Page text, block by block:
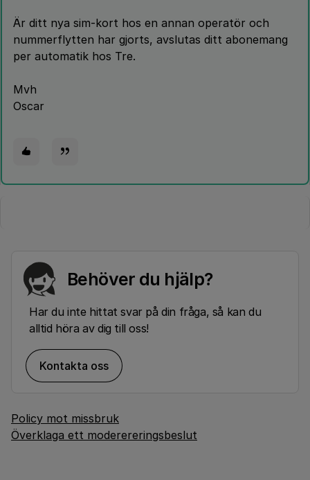
Är ditt nya sim-kort hos en annan operatör och
nummerflytten har gjorts, avslutas ditt abonemang
per automatik hos Tre.
Mvh
Oscar
Behöver du hjälp?
Har du inte hittat svar på din fråga, så kan du
alltid höra av dig till oss!
Kontakta oss
Policy mot missbruk
Överklaga ett moderereringsbeslut